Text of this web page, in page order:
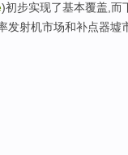
)初步实现了基本覆盖,而
射机市场和补点器墟